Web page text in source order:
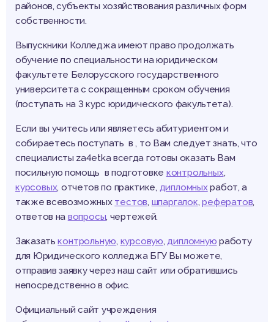
районов, субъекты хозяйствования различных форм
собственности.
Выпускники Колледжа имеют право продолжать
обучение по специальности на юридическом
факультете Белорусского государственного
университета с сокращенным сроком обучения
(поступать на 3 курс юридического факультета).
Если вы учитесь или являетесь абитуриентом и
собираетесь поступать в , то Вам следует знать, что
специалисты za4etka всегда готовы оказать Вам
посильную помощь в подготовке контрольных,
курсовых, отчетов по практике, дипломныхработ, а
также всевозможных тестов, шпаргалок,рефератов,
ответов на вопросы, чертежей.
Заказатьконтрольную, курсовую,дипломную работу
для Юридического колледжа БГУ Вы можете,
отправив заявку через наш сайт или обратившись
непосредственно в офис.
Официальный сайт учреждения